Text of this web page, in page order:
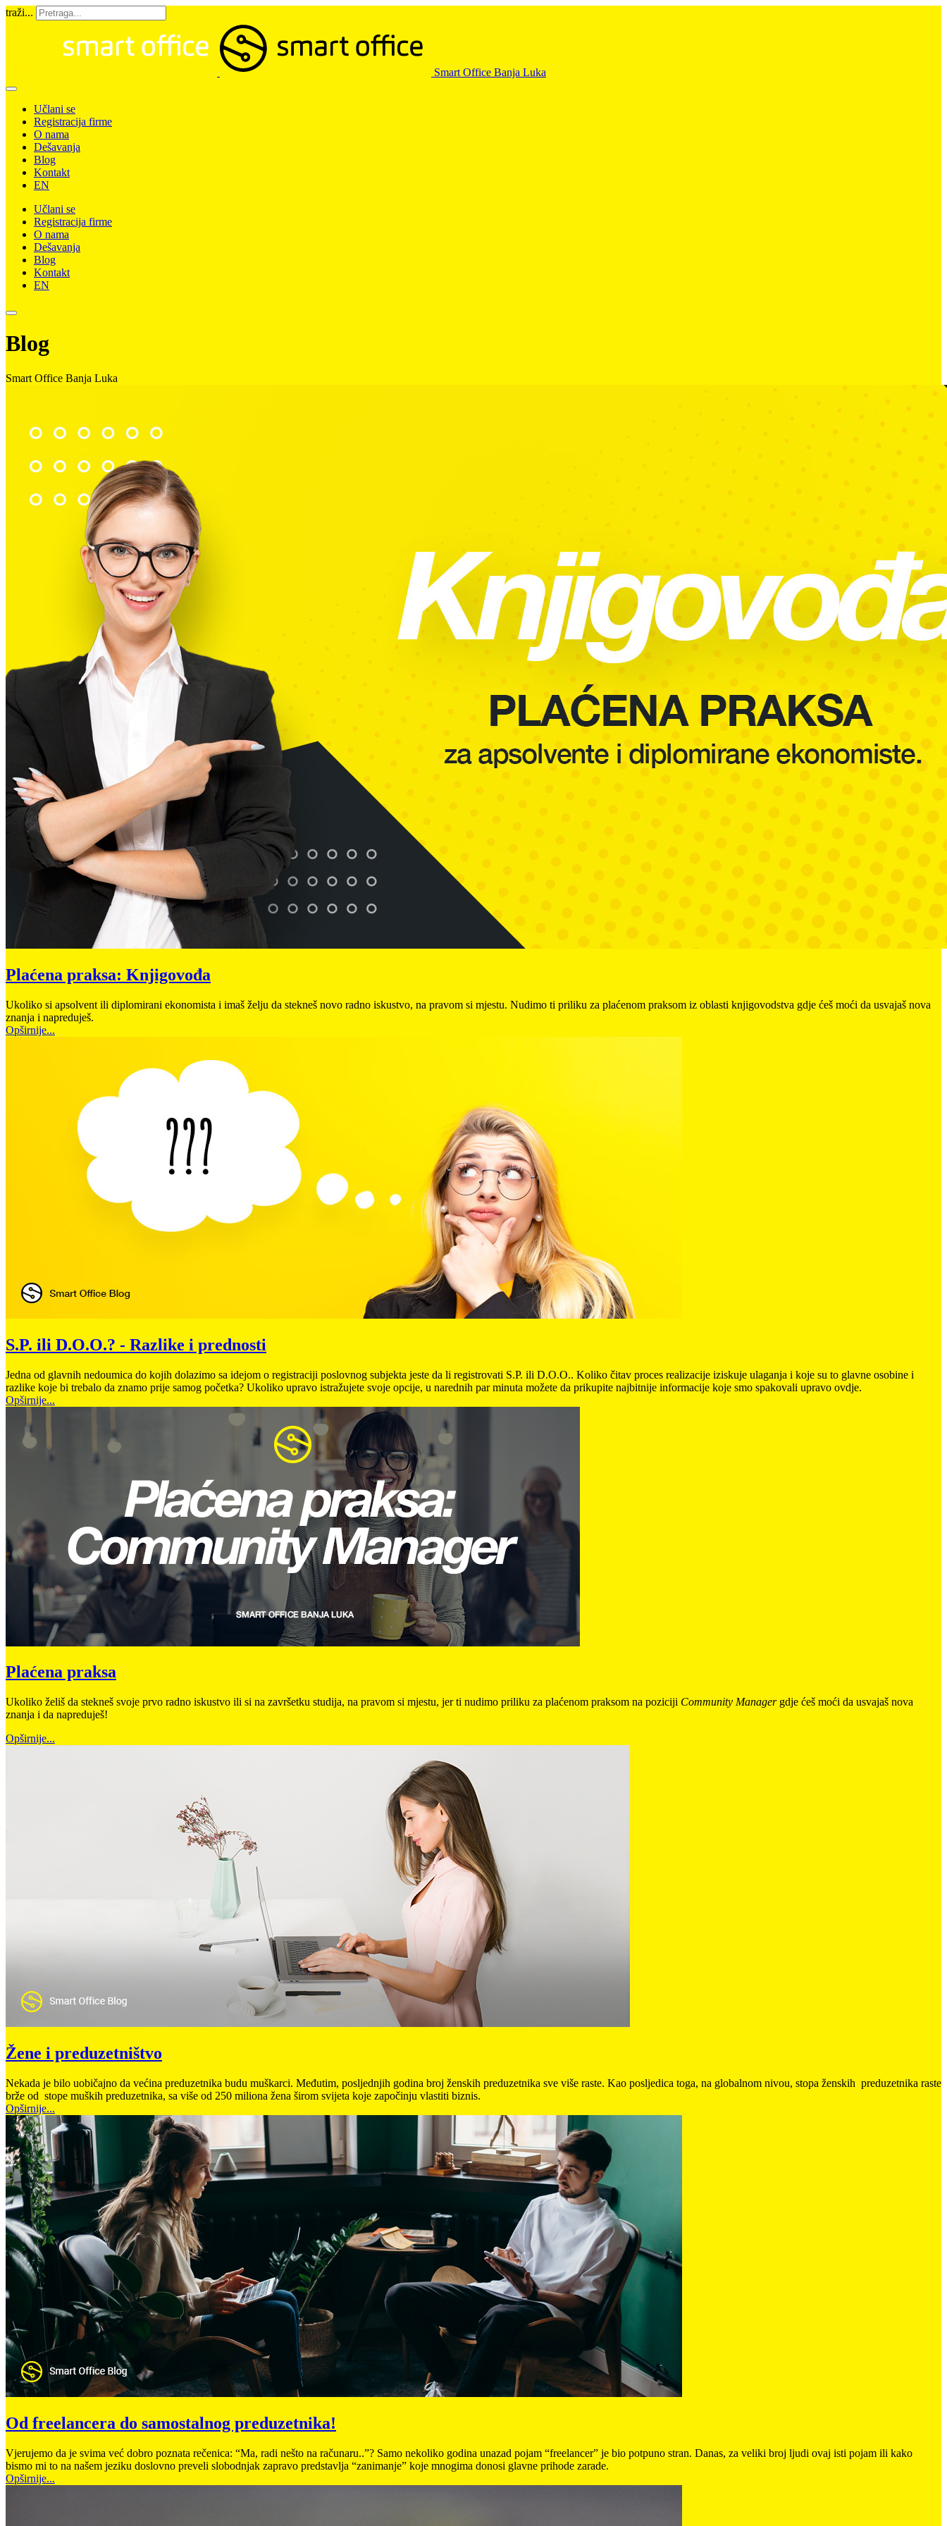
traži...
Smart Office Banja Luka
Učlani se
Registracija firme
O nama
Dešavanja
Blog
Kontakt
EN
Učlani se
Registracija firme
O nama
Dešavanja
Blog
Kontakt
EN
Blog
Smart Office Banja Luka
Plaćena praksa: Knjigovođa
Ukoliko si apsolvent ili diplomirani ekonomista i imaš želju da stekneš novo radno iskustvo, na pravom si mjestu. Nudimo ti priliku za plaćenom praksom iz oblasti knjigovodstva gdje ćeš moći da usvajaš nova
znanja i napreduješ.
Opširnije...
S.P. ili D.O.O.? - Razlike i prednosti
Jedna od glavnih nedoumica do kojih dolazimo sa idejom o registraciji poslovnog subjekta jeste da li registrovati S.P. ili D.O.O.. Koliko čitav proces realizacije iziskuje ulaganja i koje su to glavne osobine i
razlike koje bi trebalo da znamo prije samog početka? Ukoliko upravo istražujete svoje opcije, u narednih par minuta možete da prikupite najbitnije informacije koje smo spakovali upravo ovdje.
Opširnije...
Plaćena praksa
Ukoliko želiš da stekneš svoje prvo radno iskustvo ili si na završetku studija, na pravom si mjestu, jer ti nudimo priliku za plaćenom praksom na poziciji Community Managergdje ćeš moći da usvajaš nova
znanja i da napreduješ!
Opširnije...
Žene i preduzetništvo
Nekada je bilo uobičajno da većina preduzetnika budu muškarci. Međutim, posljednjih godina broj ženskih preduzetnika sve više raste. Kao posljedica toga, na globalnom nivou, stopa ženskih preduzetnika raste
brže od stope muških preduzetnika, sa više od 250 miliona žena širom svijeta koje započinju vlastiti biznis.
Opširnije...
Od freelancera do samostalnog preduzetnika!
Vjerujemo da je svima već dobro poznata rečenica: “Ma, radi nešto na računaru..”? Samo nekoliko godina unazad pojam “freelancer” je bio potpuno stran. Danas, za veliki broj ljudi ovaj isti pojam ili kako
bismo mi to na našem jeziku doslovno preveli slobodnjak zapravo predstavlja “zanimanje” koje mnogima donosi glavne prihode zarade.
Opširnije...